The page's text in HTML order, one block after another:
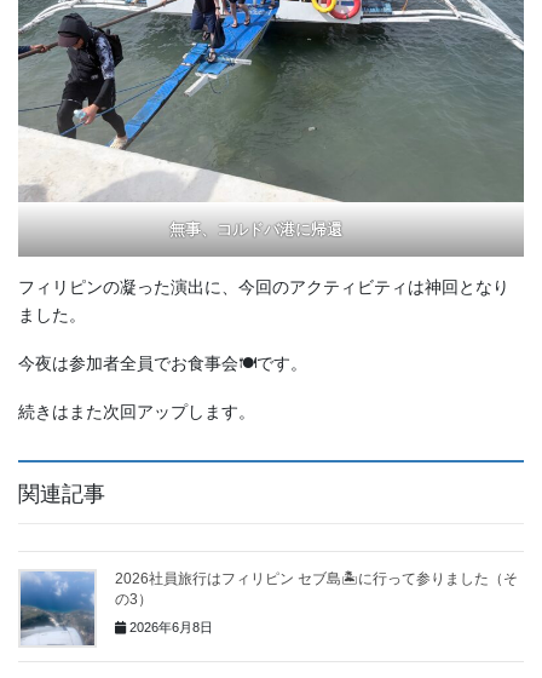
無事、コルドバ港に帰還
フィリピンの凝った演出に、今回のアクティビティは神回となり
ました。
今夜は参加者全員でお食事会🍽です。
続きはまた次回アップします。
関連記事
2026社員旅行はフィリピン セブ島🏝に行って参りました（そ
の3）
2026年6月8日